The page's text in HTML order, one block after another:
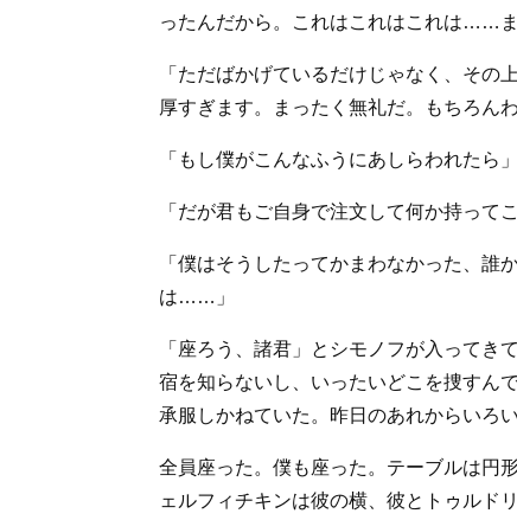
ったんだから。これはこれはこれは……ま
「ただばかげているだけじゃなく、そ
厚すぎます。まったく無礼だ。もちろん
「もし僕がこんなふうにあしらわれた
「だが君もご自身で注文して何か持って
「僕はそうしたってかまわなかった、
は……」
「座ろう、諸君」とシモノフが入って
宿を知らないし、いったいどこを捜すん
承服しかねていた。昨日のあれからいろ
全員座った。僕も座った。テーブルは円
ェルフィチキンは彼の横、彼とトゥルド